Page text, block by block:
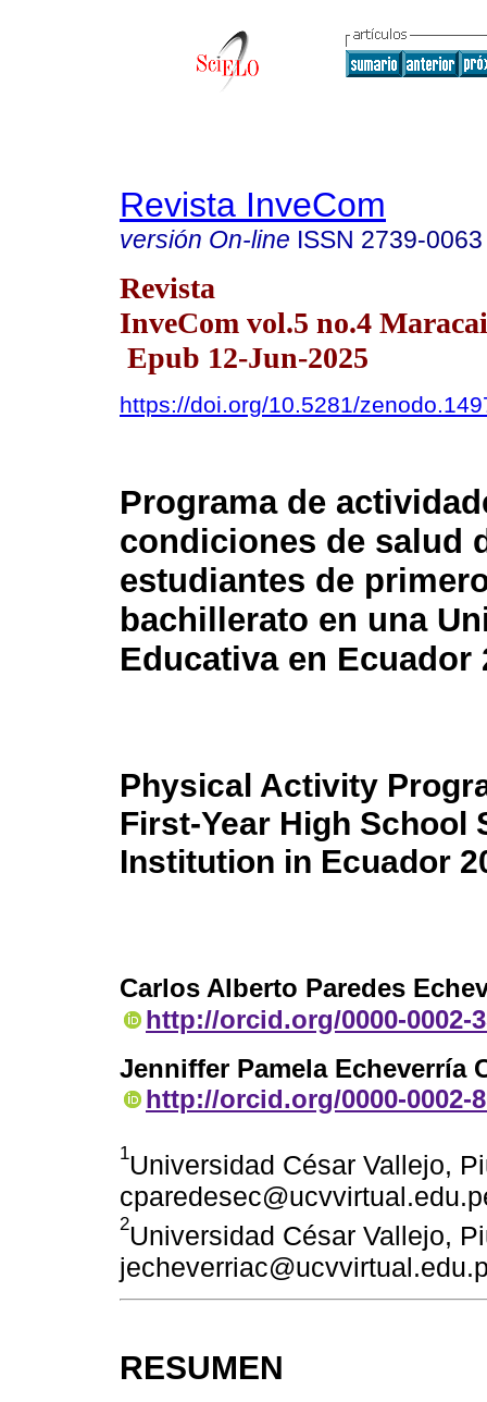
Revista InveCom
versión On-line ISSN 2739-0063
Revista
InveCom vol.5 no.4
Epub 12-Jun-2025
https://doi.org/10.5281/
Programa de
condiciones de salud
estudiantes de
bachillerato en una
Educativa en Ecuador
Physical Activity
First-Year High School
Institution in Ecuador
Carlos Alberto Paredes
http://orcid.org/0000-0002-
Jenniffer Pamela Echeverría
http://orcid.org/0000-0002-
1Universidad César Vallejo,
2Universidad César Vallejo,
RESUMEN